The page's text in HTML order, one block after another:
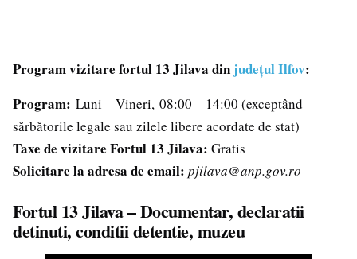
Program vizitare fortul 13 Jilava din județul Ilfov:
Program: Luni – Vineri, 08:00 – 14:00 (exceptând
sărbătorile legale sau zilele libere acordate de stat)
Taxe de vizitare Fortul 13 Jilava: Gratis
Solicitare la adresa de email: pjilava@anp.gov.ro
Fortul 13 Jilava – Documentar, declaratii
detinuti, conditii detentie, muzeu